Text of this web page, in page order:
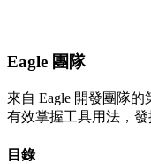
Eagle 團隊
來自 Eagle 開發團隊
有效掌握工具用法，發
目錄